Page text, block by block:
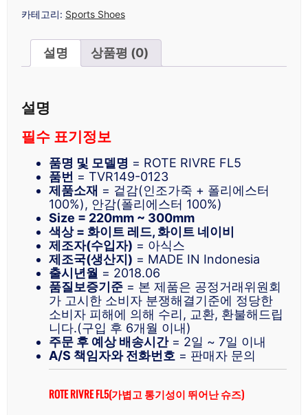
카테고리: Sports Shoes
설명 상품평 (0)
설명
필수 표기정보
품명 및 모델명 = ROTE RIVRE FL5
품번 = TVR149-0123
제품소재 = 겉감(인조가죽 + 폴리에스터
100%), 안감(폴리에스터 100%)
Size = 220mm ~ 300mm
색상 = 화이트 레드, 화이트 네이비
제조자(수입자) = 아식스
제조국(생산지) = MADE IN Indonesia
출시년월 = 2018.06
품질보증기준 = 본 제품은 공정거래위원회
가 고시한 소비자 분쟁해결기준에 정당한
소비자 피해에 의해 수리, 교환, 환불해드립
니다.(구입 후 6개월 이내)
주문 후 예상 배송시간= 2일 ~ 7일 이내
A/S 책임자와 전화번호 = 판매자 문의
ROTE RIVRE FL5(가볍고 통기성이 뛰어난 슈즈)